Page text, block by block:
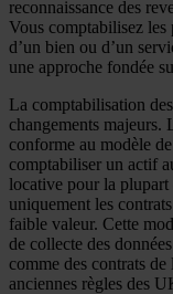
reconnaissance des
Vous comptabilisez
d’un bien ou d’un
une approche fondée
La comptabilisation
changements majeurs.
conforme au modèle
comptabiliser un actif
locative pour la
uniquement les
faible valeur. Cette
de collecte des
comme des contrats
anciennes règles des